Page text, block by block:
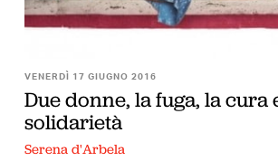
VENERDÌ 17 GIUGNO 2016
Due donne, la fuga, la cura
solidarietà
Serena d'Arbela